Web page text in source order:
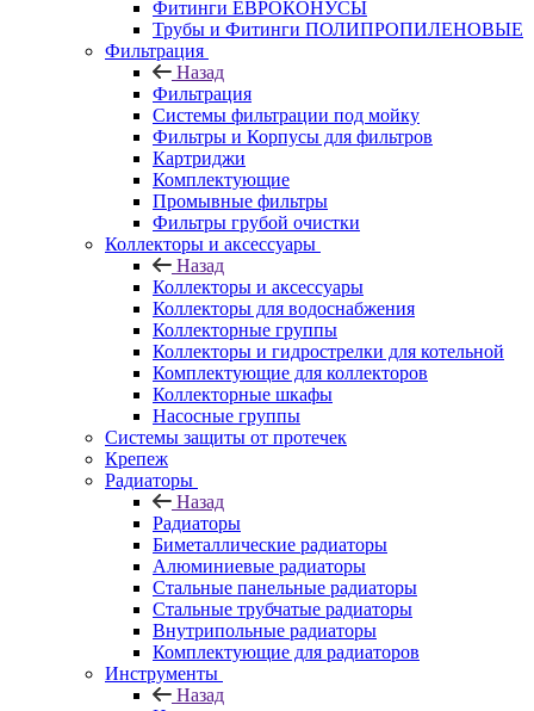
Фитинги ЕВРОКОНУСЫ
Трубы и Фитинги ПОЛИПРОПИЛЕНОВЫЕ
Фильтрация
Назад
Фильтрация
Системы фильтрации под мойку
Фильтры и Корпусы для фильтров
Картриджи
Комплектующие
Промывные фильтры
Фильтры грубой очистки
Коллекторы и аксессуары
Назад
Коллекторы и аксессуары
Коллекторы для водоснабжения
Коллекторные группы
Коллекторы и гидрострелки для котельной
Комплектующие для коллекторов
Коллекторные шкафы
Насосные группы
Системы защиты от протечек
Крепеж
Радиаторы
Назад
Радиаторы
Биметаллические радиаторы
Алюминиевые радиаторы
Стальные панельные радиаторы
Стальные трубчатые радиаторы
Внутрипольные радиаторы
Комплектующие для радиаторов
Инструменты
Назад